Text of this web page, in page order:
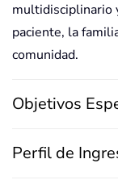
multidisciplinario
paciente, la
comunidad.
Objetivos
Perfil de